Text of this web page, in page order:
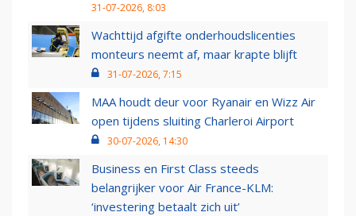
31-07-2026, 8:03
Wachttijd afgifte onderhoudslicenties
monteurs neemt af, maar krapte blijft
31-07-2026, 7:15
MAA houdt deur voor Ryanair en Wizz Air
open tijdens sluiting Charleroi Airport
30-07-2026, 14:30
Business en First Class steeds
belangrijker voor Air France-KLM:
‘investering betaalt zich uit’